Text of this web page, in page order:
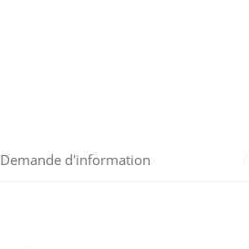
Demande d'information